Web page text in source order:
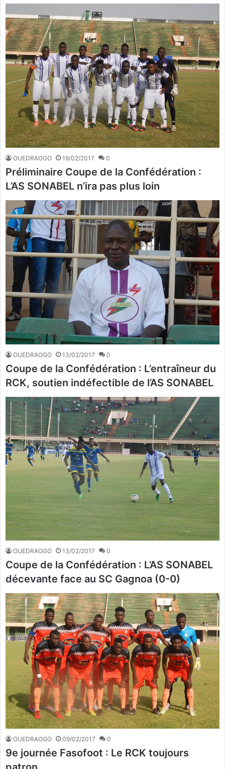
OUEDRAOGO 19/02/2017 0
Préliminaire Coupe de la Confédération :
L’AS SONABEL n’ira pas plus loin
OUEDRAOGO 13/02/2017 0
Coupe de la Confédération : L’entraîneur du
RCK, soutien indéfectible de l’AS SONABEL
OUEDRAOGO 13/02/2017 0
Coupe de la Confédération : L’AS SONABEL
décevante face au SC Gagnoa (0-0)
OUEDRAOGO 09/02/2017 0
9e journée Fasofoot : Le RCK toujours